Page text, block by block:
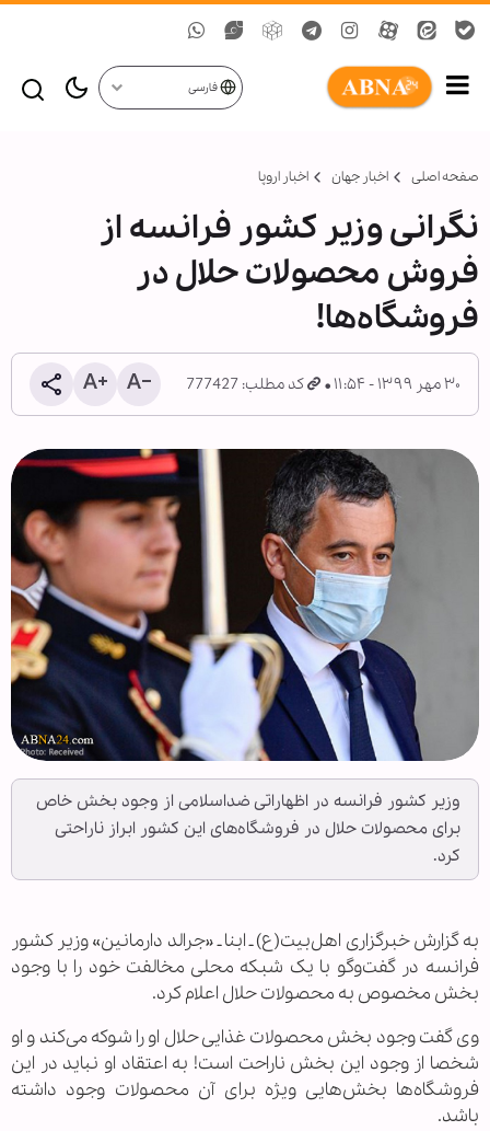
فارسی
صفحه اصلی اخبار جهان اخبار اروپا
نگرانی وزیر کشور فرانسه از
فروش محصولات حلال در
فروشگاه‌ها!
۳۰ مهر ۱۳۹۹ - ۱۱:۵۴ کد مطلب: 777427
وزیر کشور فرانسه در اظهاراتی ضداسلامی از وجود بخش خاص
برای محصولات حلال در فروشگاه‌های این کشور ابراز ناراحتی
کرد.
به گزارش خبرگزاری اهل‌بیت(ع) ـ ابنا ـ «جرالد دارمانین» وزیر کشور
فرانسه در گفت‌و‌گو با یک شبکه محلی مخالفت خود را با وجود
بخش مخصوص به محصولات حلال اعلام کرد.
وی گفت وجود بخش محصولات غذایی حلال او را شوکه می‌کند و او
شخصا از وجود این بخش ناراحت است! به اعتقاد او نباید در این
فروشگاه‌ها بخش‌هایی ویژه برای آن محصولات وجود داشته
باشد.